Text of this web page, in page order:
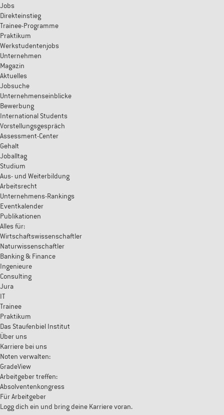
Jobs
Direkteinstieg
Trainee-Programme
Praktikum
Werkstudentenjobs
Unternehmen
Magazin
Aktuelles
Jobsuche
Unternehmenseinblicke
Bewerbung
International Students
Vorstellungsgespräch
Assessment-Center
Gehalt
Joballtag
Studium
Aus- und Weiterbildung
Arbeitsrecht
Unternehmens-Rankings
Eventkalender
Publikationen
Alles für:
Wirtschaftswissenschaftler
Naturwissenschaftler
Banking & Finance
Ingenieure
Consulting
Jura
IT
Trainee
Praktikum
Das Staufenbiel Institut
Über uns
Karriere bei uns
Noten verwalten:
GradeView
Arbeitgeber treffen:
Absolventenkongress
Für Arbeitgeber
Logg dich ein und bring deine Karriere voran.